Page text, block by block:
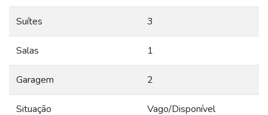
Suítes 3
Salas 1
Garagem 2
Situação Vago/Disponível